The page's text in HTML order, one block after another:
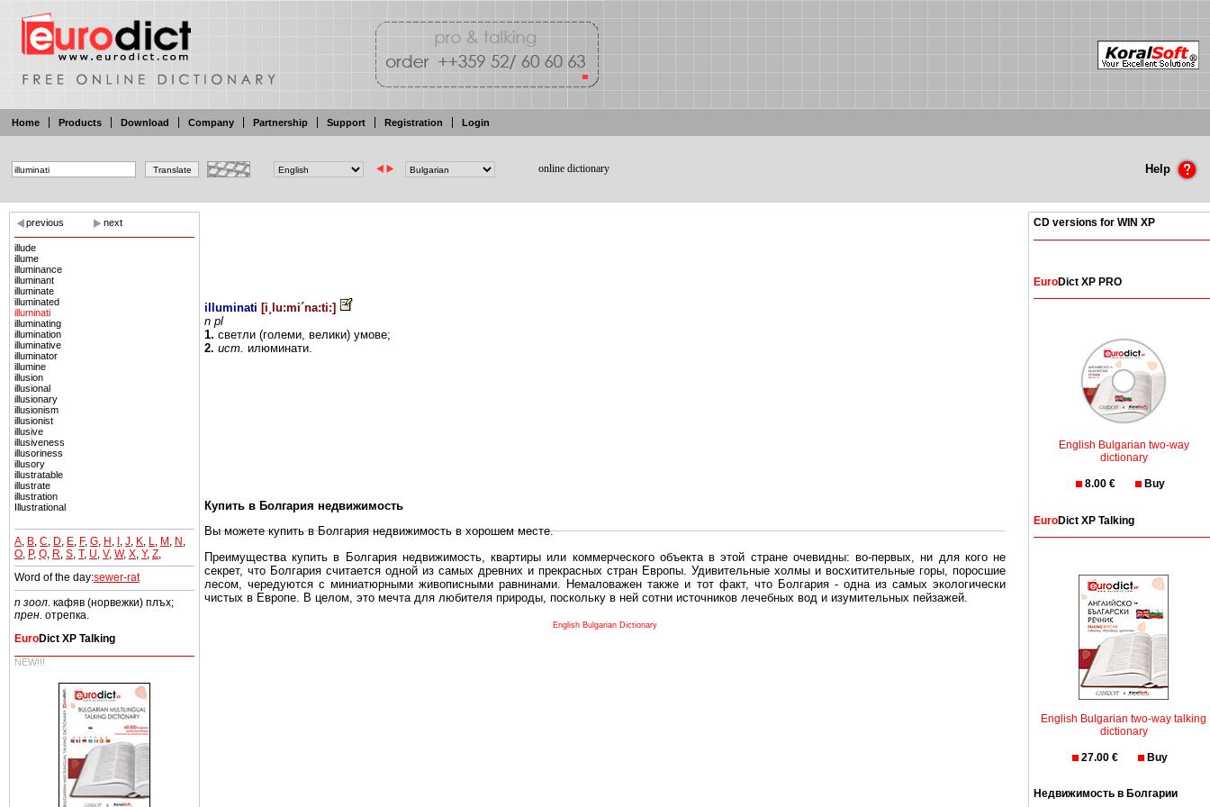
Home Products Download Company Partnership Support Registration Login
online dictionary Help
previous next
illude
illume
illuminance
illuminant
illuminate
illuminated
illuminati
illuminating
illumination
illuminative
illuminator
illumine
illusion
illusional
illusionary
illusionism
illusionist
illusive
illusiveness
illusoriness
illusory
illustratable
illustrate
illustration
Illustrational
A B C D E F, G H I J K L M N
O P, Q R S T, U V, W, X Y, Z
Word of the day:sewer-rat
n зоол. кафяв (норвежки) плъх;
прен. отрепка.
EuroDict XP Talking
NEW!!!
illuminati [i¸lu:mi´na:ti:]
n pl
1. светли (големи, велики) умове;
2. ист. илюминати.
Купить в Болгария недвижимость
Вы можете купить в Болгария недвижимость в хорошем месте.
Преимущества купить в Болгария недвижимость, квартиры или коммерческого объекта в этой стране очевидны: во-первых, ни для кого не
секрет, что Болгария считается одной из самых древних и прекрасных стран Европы. Удивительные холмы и восхитительные горы, поросшие
лесом, чередуются с миниатюрными живописными равнинами. Немаловажен также и тот факт, что Болгария - одна из самых экологически
чистых в Европе. В целом, это мечта для любителя природы, поскольку в ней сотни источников лечебных вод и изумительных пейзажей.
Еще одно существенное преимущество в плане купить в Болгария недвижимость заключено в том, что Болгария безопасная страна - в ней
English Bulgarian Dictionary
CD versions for WIN XP
EuroDict XP PRO
English Bulgarian two-way
dictionary
8.00 € Buy
EuroDict XP Talking
English Bulgarian two-way talking
dictionary
27.00 € Buy
Недвижимость в Болгарии